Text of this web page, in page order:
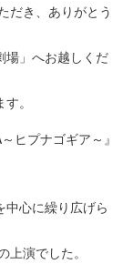
だき、ありがとう
場」へお越しくだ
。
ヒプナゴギア～』
中心に繰り広げら
演でした。